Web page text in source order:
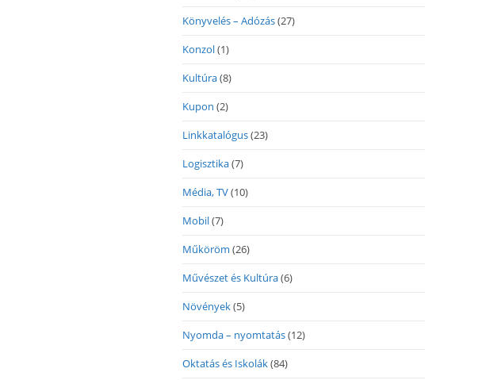
Könyvelés – Adózás(27)
Konzol(1)
Kultúra(8)
Kupon (2)
Linkkatalógus(23)
Logisztika(7)
Média, TV(10)
Mobil(7)
Műköröm (26)
Művészet és Kultúra(6)
Növények(5)
Nyomda – nyomtatás(12)
Oktatás és Iskolák(84)